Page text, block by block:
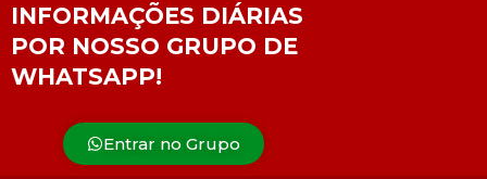
INFORMAÇÕES DIÁRIAS
POR NOSSO GRUPO DE
WHATSAPP!
Entrar no Grupo